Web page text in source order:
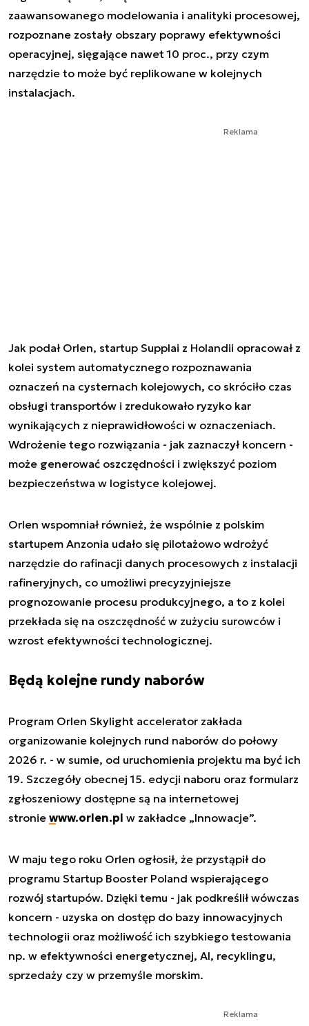
zaawansowanego modelowania i analityki procesowej,
rozpoznane zostały obszary poprawy efektywności
operacyjnej, sięgające nawet 10 proc., przy czym
narzędzie to może być replikowane w kolejnych
instalacjach.
Reklama
Jak podał Orlen, startup Supplai z Holandii opracował z
kolei system automatycznego rozpoznawania
oznaczeń na cysternach kolejowych, co skróciło czas
obsługi transportów i zredukowało ryzyko kar
wynikających z nieprawidłowości w oznaczeniach.
Wdrożenie tego rozwiązania - jak zaznaczył koncern -
może generować oszczędności i zwiększyć poziom
bezpieczeństwa w logistyce kolejowej.
Orlen wspomniał również, że wspólnie z polskim
startupem Anzonia udało się pilotażowo wdrożyć
narzędzie do rafinacji danych procesowych z instalacji
rafineryjnych, co umożliwi precyzyjniejsze
prognozowanie procesu produkcyjnego, a to z kolei
przekłada się na oszczędność w zużyciu surowców i
wzrost efektywności technologicznej.
Będą kolejne rundy naborów
Program Orlen Skylight accelerator zakłada
organizowanie kolejnych rund naborów do połowy
2026 r. - w sumie, od uruchomienia projektu ma być ich
19. Szczegóły obecnej 15. edycji naboru oraz formularz
zgłoszeniowy dostępne są na internetowej
stronie www.orlen.pl w zakładce „Innowacje”.
W maju tego roku Orlen ogłosił, że przystąpił do
programu Startup Booster Poland wspierającego
rozwój startupów. Dzięki temu - jak podkreślił wówczas
koncern - uzyska on dostęp do bazy innowacyjnych
technologii oraz możliwość ich szybkiego testowania
np. w efektywności energetycznej, AI, recyklingu,
sprzedaży czy w przemyśle morskim.
Reklama